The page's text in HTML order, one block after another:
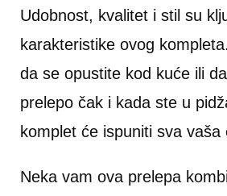
Udobnost, kvalitet i stil su
karakteristike ovog
da se opustite kod kuće ili
prelepo čak i kada ste u
komplet će ispuniti sva vaša
Neka vam ova prelepa